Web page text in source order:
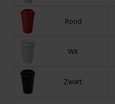
Rood
Wit
Zwart